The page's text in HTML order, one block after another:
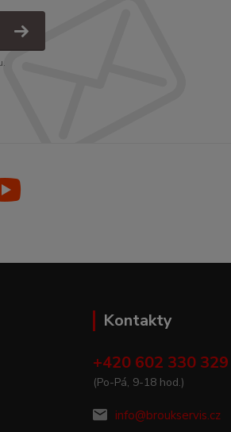
Kontakty
+420 602 330 329
(Po-Pá, 9-18 hod.)
info@broukservis.cz